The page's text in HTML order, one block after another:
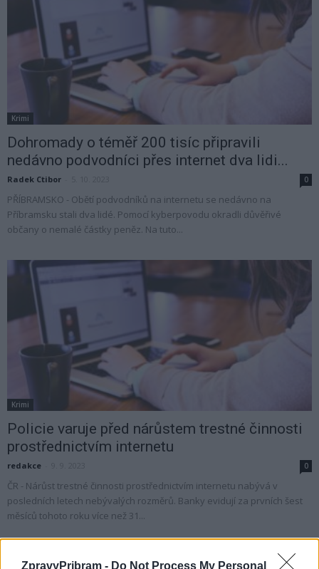
ZpravyPribram - Do Not Process My Personal
Krimi
Dohromady o téměř 200 tisíc připravili
nedávno podvodníci přes internet dva lidi...
Radek Ctibor 0
PŘÍBRAMSKO - Obětí podvodníků na internetu se nedávno na
Příbramsku stali dva lidé. Pomocí kyberpovodu okradli důvěřivé
občany o nemalé částky peněz. Na tuto...
Krimi
Policie varuje před nárůstem trestné činnosti
prostřednictvím internetu
redakce 0
ČR - Nárůst trestné činnosti prostřednictvím internetu nabývá v
posledních letech nebývalých rozměrů. Banky evidují za prvních šest
měsíců tohoto roku více než 31...